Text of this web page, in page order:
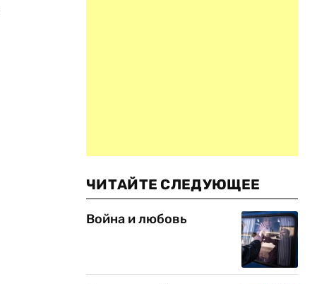
ЧИТАЙТЕ СЛЕДУЮЩЕЕ
Война и любовь